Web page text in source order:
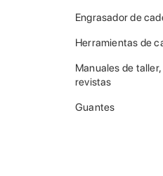
Engrasador de
Herramientas de
Manuales de
revistas
Guantes